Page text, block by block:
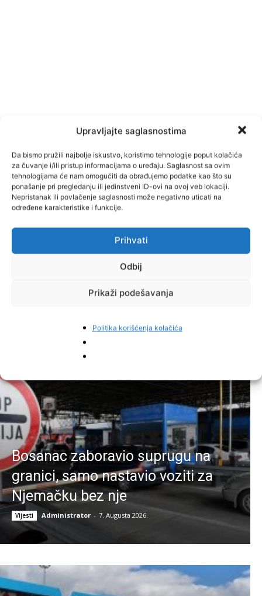
Upravljajte saglasnostima
Da bismo pružili najbolje iskustvo, koristimo tehnologije poput kolačića
za čuvanje i/ili pristup informacijama o uređaju. Saglasnost sa ovim
tehnologijama će nam omogućiti da obrađujemo podatke kao što su
ponašanje pri pregledanju ili jedinstveni ID-ovi na ovoj veb lokaciji.
Nepristanak ili povlačenje saglasnosti može negativno uticati na
određene karakteristike i funkcije.
Prihvati
Odbij
Prikaži podešavanja
Politika korišćenja kolačića
Najnovije vijesti
Bosanac zaboravio suprugu na
granici, samo nastavio voziti za
Njemačku bez nje
Vijesti Administrator - 7. Augusta 2026.